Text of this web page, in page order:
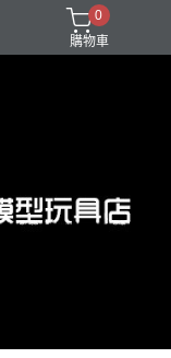
0
購物車